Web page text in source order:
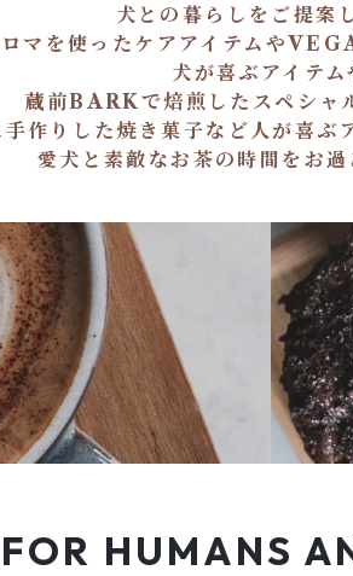
犬との暮らしをご提案
ロマを使ったケアアイテムや
犬が喜ぶアイテム
蔵前BARKで焙煎したスペシャ
作りした焼き菓子など人が喜ぶ
愛犬と素敵なお茶の時間をお過
FOR HUMANS